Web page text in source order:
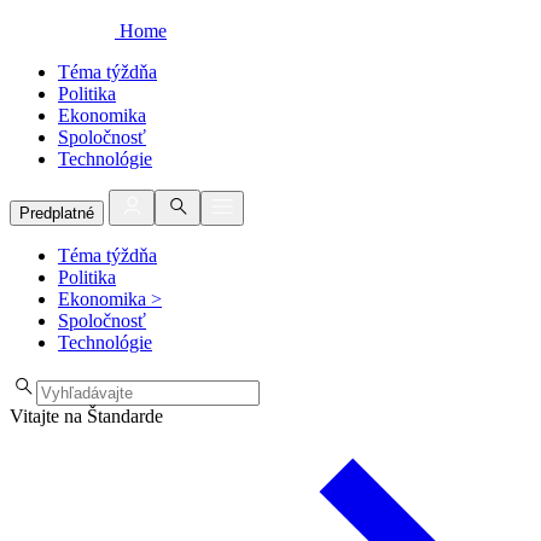
Home
Téma týždňa
Politika
Ekonomika
Spoločnosť
Technológie
Predplatné
Téma týždňa
Politika
Ekonomika >
Spoločnosť
Technológie
Vitajte na Štandarde